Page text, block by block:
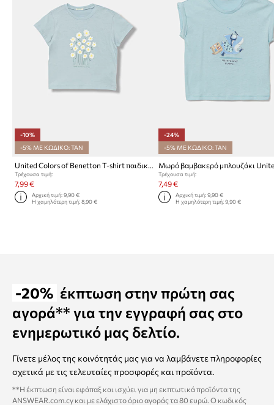
-10%
-5% ΜΕ ΚΩΔΙΚΟ: TAN
United Colors of Benetton T-shirt παιδικό βαμβακερό
Τρέχουσα τιμή:
7,99 €
Αρχική τιμή:9,90 €
Η χαμηλότερη τιμή:8,90 €
-24%
-5% ΜΕ ΚΩΔΙΚΟ: TAN
Τρέχουσα τιμή:
7,49 €
Αρχική τιμή: 9,90 €
Η χαμηλότερη τιμή: 9,90 €
-20% έκπτωση στην πρώτη σας
αγορά** για την εγγραφή σας στο
ενημερωτικό μας δελτίο.
Γίνετε μέλος της κοινότητάς μας για να λαμβάνετε πληροφορίες
σχετικά με τις τελευταίες προσφορές και προϊόντα.
**Η έκπτωση είναι εφάπαξ και ισχύει για μη εκπτωτικά προϊόντα της
ANSWEAR.com.cy και με ελάχιστο όριο αγοράς τα 80 ευρώ. Ο κωδικός